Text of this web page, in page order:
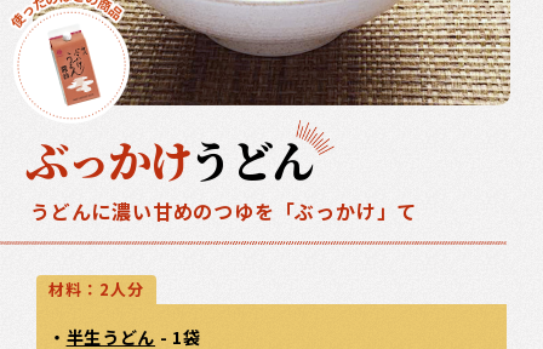
ぶっかけうどん
うどんに濃い甘めのつゆを「ぶっかけ」て
材料：2人分
・ 半生うどん - 1袋